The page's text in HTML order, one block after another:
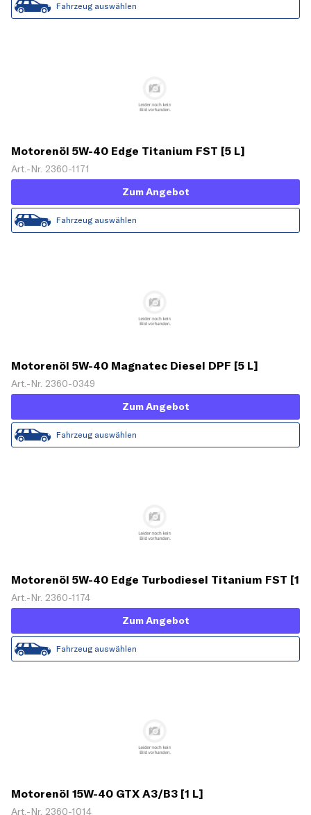
Fahrzeug auswählen
Motorenöl 5W-40 Edge Titanium FST [5 L]
Art.-Nr. 2360-1171
Zum Angebot
Fahrzeug auswählen
Motorenöl 5W-40 Magnatec Diesel DPF [5 L]
Art.-Nr. 2360-0349
Zum Angebot
Fahrzeug auswählen
Motorenöl 5W-40 Edge Turbodiesel Titanium FST [1
L]
Art.-Nr. 2360-1174
Zum Angebot
Fahrzeug auswählen
Motorenöl 15W-40 GTX A3/B3 [1 L]
Art.-Nr. 2360-1014